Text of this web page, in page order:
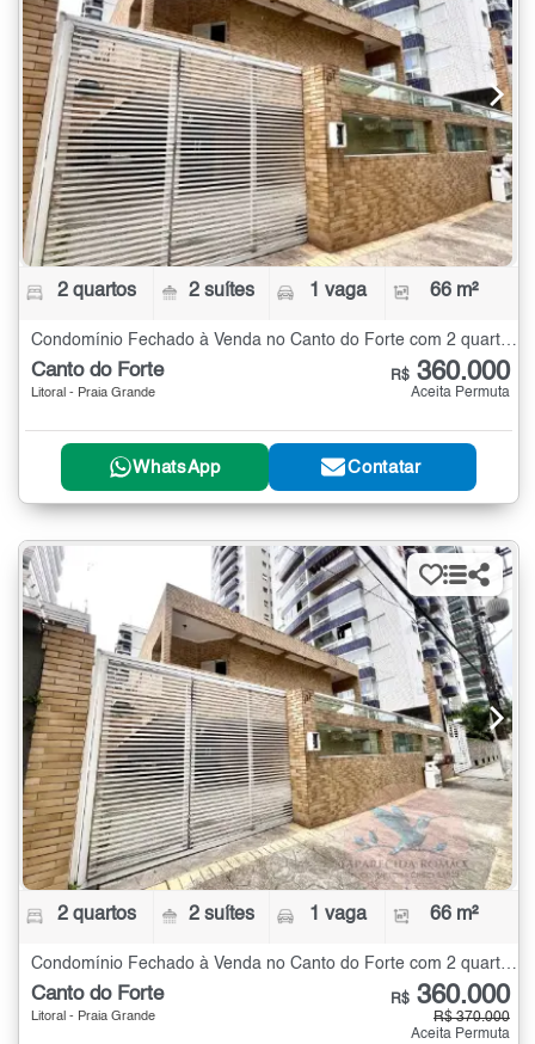
2 quartos 2 suítes 1 vaga 66 m²
Condomínio Fechado à Venda no Canto do Forte com 2 quartos - 66 m²
Canto do Forte
Litoral - Praia Grande
R$ 360.000
Aceita Permuta
WhatsApp Contatar
2 quartos 2 suítes 1 vaga 66 m²
Condomínio Fechado à Venda no Canto do Forte com 2 quartos - 66 m²
Canto do Forte
Litoral - Praia Grande
R$ 360.000
R$ 370.000
Aceita Permuta